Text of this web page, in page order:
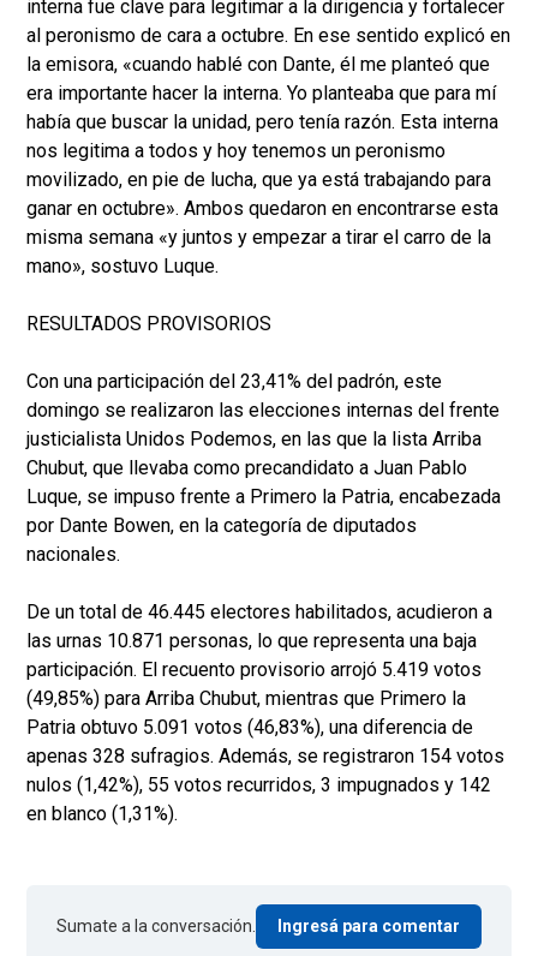
interna fue clave para legitimar a la dirigencia y fortalecer
al peronismo de cara a octubre. En ese sentido explicó en
la emisora, «cuando hablé con Dante, él me planteó que
era importante hacer la interna. Yo planteaba que para mí
había que buscar la unidad, pero tenía razón. Esta interna
nos legitima a todos y hoy tenemos un peronismo
movilizado, en pie de lucha, que ya está trabajando para
ganar en octubre». Ambos quedaron en encontrarse esta
misma semana «y juntos y empezar a tirar el carro de la
mano», sostuvo Luque.
RESULTADOS PROVISORIOS
Con una participación del 23,41% del padrón, este
domingo se realizaron las elecciones internas del frente
justicialista Unidos Podemos, en las que la lista Arriba
Chubut, que llevaba como precandidato a Juan Pablo
Luque, se impuso frente a Primero la Patria, encabezada
por Dante Bowen, en la categoría de diputados
nacionales.
De un total de 46.445 electores habilitados, acudieron a
las urnas 10.871 personas, lo que representa una baja
participación. El recuento provisorio arrojó 5.419 votos
(49,85%) para Arriba Chubut, mientras que Primero la
Patria obtuvo 5.091 votos (46,83%), una diferencia de
apenas 328 sufragios. Además, se registraron 154 votos
nulos (1,42%), 55 votos recurridos, 3 impugnados y 142
en blanco (1,31%).
Sumate a la conversación. Ingresá para comentar